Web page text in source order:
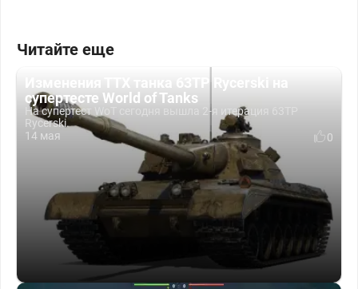
Читайте еще
супертесте World of Tanks
На супертест WoT сегодня вышла 2-я итерация 63TP
Rycerski.
14 мая
0